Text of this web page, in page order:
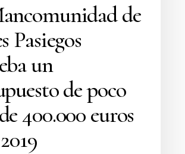
de
Pasiegos
un
de poco
400.000 euros